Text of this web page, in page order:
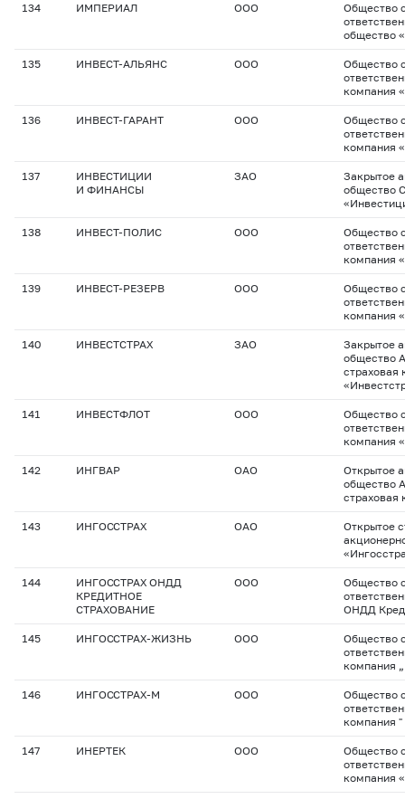
134 ИМПЕРИАЛ ООО
Общество
общество
135 ИНВЕСТ-АЛЬЯНС ООО
Общество
компания
136 ИНВЕСТ-ГАРАНТ ООО
Общество
компания
137
ИНВЕСТИЦИИ
И ФИНАНСЫ
ЗАО
Закрытое
общество
138 ИНВЕСТ-ПОЛИС ООО
Общество
компания
139 ИНВЕСТ-РЕЗЕРВ ООО
Общество
компания
140 ИНВЕСТСТРАХ ЗАО
Закрытое
общество
страховая
141 ИНВЕСТФЛОТ ООО
Общество
компания
142 ИНГВАР ОАО
Открытое
общество
страховая
143 ИНГОССТРАХ ОАО
Открытое
144
ИНГОССТРАХ ОНДД
КРЕДИТНОЕ
СТРАХОВАНИЕ
ООО
Общество
ОНДД
145 ИНГОССТРАХ-ЖИЗНЬ ООО
Общество
компания
146 ИНГОССТРАХ-М ООО
Общество
компания
147 ИНЕРТЕК ООО
Общество
компания